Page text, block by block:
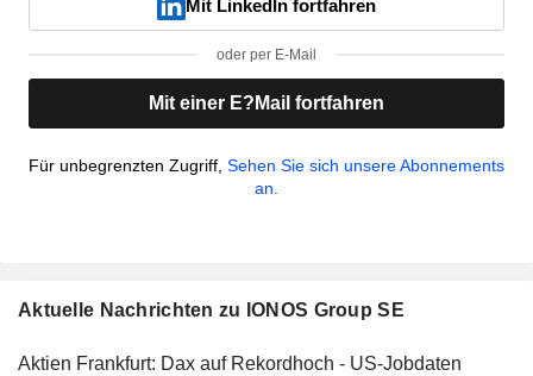
Mit LinkedIn fortfahren
oder per E-Mail
Mit einer E?Mail fortfahren
Für unbegrenzten Zugriff, Sehen Sie sich unsere Abonnements
an.
Aktuelle Nachrichten zu IONOS Group SE
Aktien Frankfurt: Dax auf Rekordhoch - US-Jobdaten